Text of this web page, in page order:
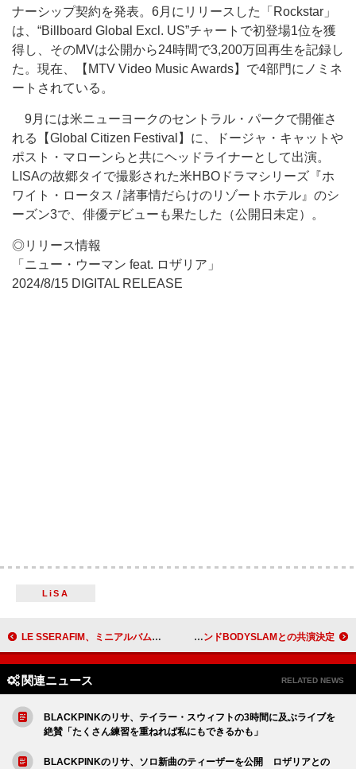
ナーシップ契約を発表。6月にリリースした「Rockstar」
は、“Billboard Global Excl. US”チャートで初登場1位を獲
得し、そのMVは公開から24時間で3,200万回再生を記録し
た。現在、【MTV Video Music Awards】で4部門にノミネ
ートされている。
9月には米ニューヨークのセントラル・パークで開催さ
れる【Global Citizen Festival】に、ドージャ・キャットや
ポスト・マローンらと共にヘッドライナーとして出演。
LISAの故郷タイで撮影された米HBOドラマシリーズ『ホ
ワイト・ロータス / 諸事情だらけのリゾートホテル』のシ
ーズン3で、俳優デビューも果たした（公開日未定）。
◎リリース情報
「ニュー・ウーマン feat. ロザリア」
2024/8/15 DIGITAL RELEASE
LiSA
LE SSERAFIM、ミニアルバム『CRAZY』最初のコンセプトフォト公開「LE SSERAFIMと一緒に狂ってみよう」 BABYMETAL、【SUMMER SONIC 2024】東京公演でタイのロックバンドBODYSLAMとの共演決定
関連ニュース RELATED NEWS
BLACKPINKのリサ、テイラー・スウィフトの3時間に及ぶライブを
絶賛「たくさん練習を重ねれば私にもできるかも」
BLACKPINKのリサ、ソロ新曲のティーザーを公開 ロザリアとの